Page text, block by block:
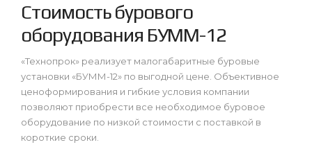
Стоимость бурового
оборудования БУММ-12
«Технопрок» реализует малогабаритные буровые
установки «БУММ-12» по выгодной цене. Объективное
ценоформирования и гибкие условия компании
позволяют приобрести все необходимое буровое
оборудование по низкой стоимости с поставкой в
короткие сроки.